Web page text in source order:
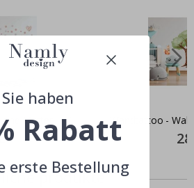
Mutter Wandtattoo -
produkte
Sie haben
Rabatt
erste Bestellung